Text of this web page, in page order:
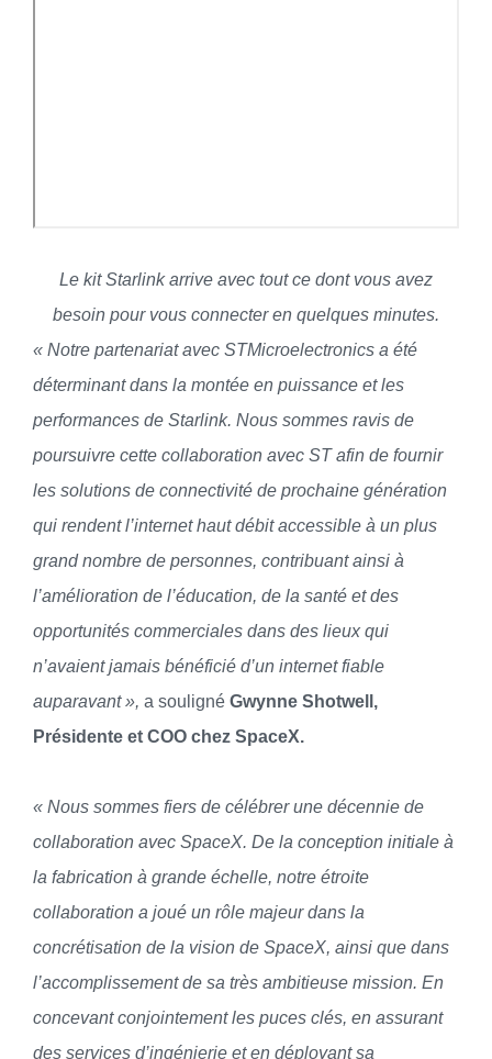
Le kit Starlink arrive avec tout ce dont vous avez
besoin pour vous connecter en quelques minutes.
« Notre partenariat avec STMicroelectronics a été
déterminant dans la montée en puissance et les
performances de Starlink. Nous sommes ravis de
poursuivre cette collaboration avec ST afin de fournir
les solutions de connectivité de prochaine génération
qui rendent l’internet haut débit accessible à un plus
grand nombre de personnes, contribuant ainsi à
l’amélioration de l’éducation, de la santé et des
opportunités commerciales dans des lieux qui
n’avaient jamais bénéficié d’un internet fiable
auparavant », a souligné Gwynne Shotwell,
Présidente et COO chez SpaceX.
« Nous sommes fiers de célébrer une décennie de
collaboration avec SpaceX. De la conception initiale à
la fabrication à grande échelle, notre étroite
collaboration a joué un rôle majeur dans la
concrétisation de la vision de SpaceX, ainsi que dans
l’accomplissement de sa très ambitieuse mission. En
concevant conjointement les puces clés, en assurant
des services d’ingénierie et en déployant sa